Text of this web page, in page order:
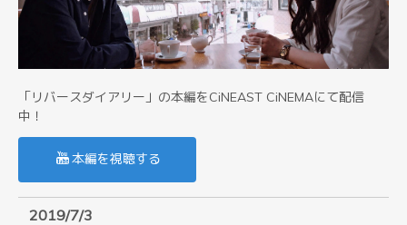
「リバースダイアリー」の本編をCiNEAST CiNEMAにて配信
中！
本編を視聴する
2019/7/3